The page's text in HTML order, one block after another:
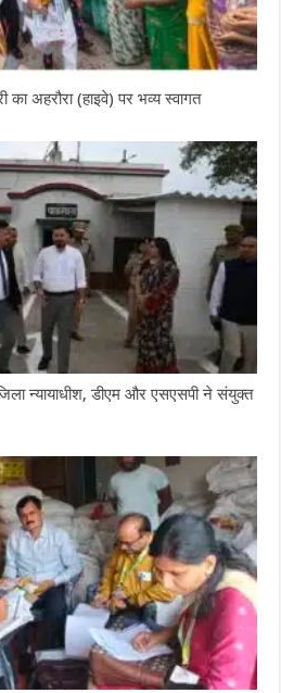
अहरौरा (हाइवे) पर भव्य स्वागत
न्यायाधीश, डीएम और एसएसपी ने संयुक्त